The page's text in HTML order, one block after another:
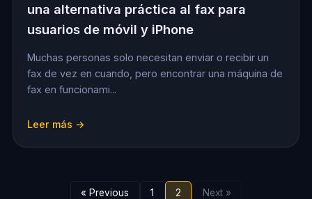
una alternativa práctica al fax para
usuarios de móvil y iPhone
Muchas personas solo necesitan enviar o recibir un
fax de vez en cuando, pero encontrar una máquina de
fax en funcionami...
Leer más →
« Previous 1 2 Next »